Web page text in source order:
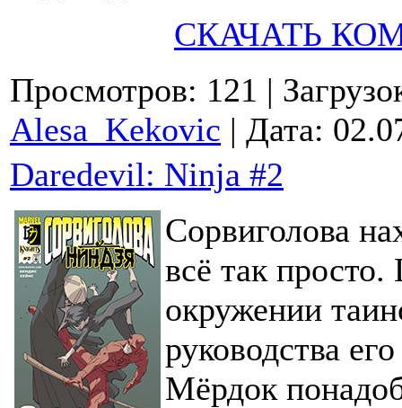
СКАЧАТЬ
Просмотров: 121 |
Alesa_Kekovic | Дата:
Daredevil: Ninja #2
Сорвиголова
всё так
окружении
руководства
Мёрдок